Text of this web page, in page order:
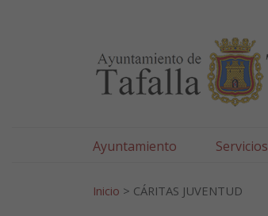
Ayuntamiento Servicios
Inicio > CÁRITAS JUVENTUD